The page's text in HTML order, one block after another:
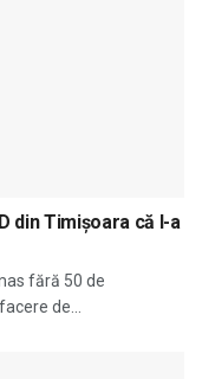
din Timișoara că l-a
fără 50 de
de...